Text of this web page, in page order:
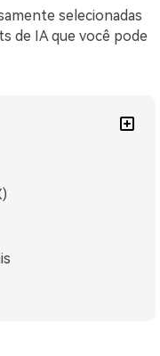
selecionadas
de IA que você pode